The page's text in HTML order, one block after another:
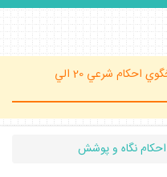
(ساعت پاسخگوي احكام شرعي 20 الي
احكام نگاه و پوشش